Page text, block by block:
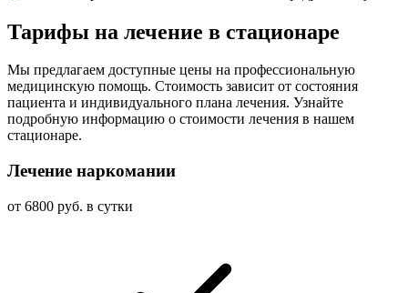
Тарифы на лечение в стационаре
Мы предлагаем доступные цены на профессиональную
медицинскую помощь. Стоимость зависит от состояния
пациента и индивидуального плана лечения. Узнайте
подробную информацию о стоимости лечения в нашем
стационаре.
Лечение наркомании
от 6800 руб. в сутки